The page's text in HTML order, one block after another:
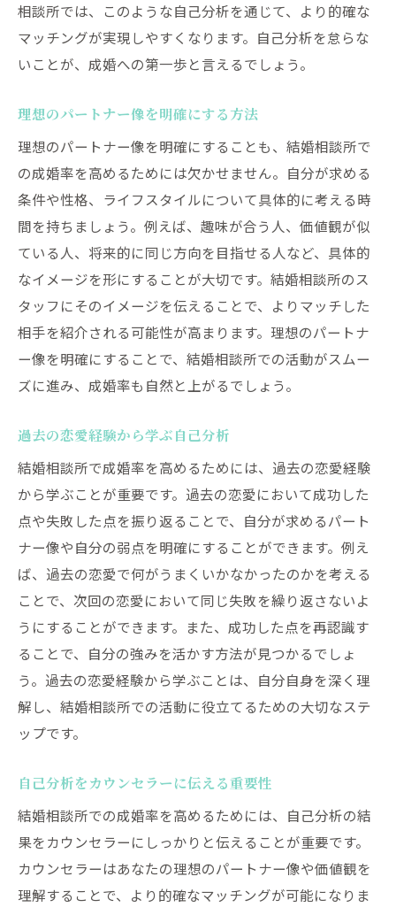
相談所では、このような自己分析を通じて、より的確な
マッチングが実現しやすくなります。自己分析を怠らな
いことが、成婚への第一歩と言えるでしょう。
理想のパートナー像を明確にする方法
理想のパートナー像を明確にすることも、結婚相談所で
の成婚率を高めるためには欠かせません。自分が求める
条件や性格、ライフスタイルについて具体的に考える時
間を持ちましょう。例えば、趣味が合う人、価値観が似
ている人、将来的に同じ方向を目指せる人など、具体的
なイメージを形にすることが大切です。結婚相談所のス
タッフにそのイメージを伝えることで、よりマッチした
相手を紹介される可能性が高まります。理想のパートナ
ー像を明確にすることで、結婚相談所での活動がスムー
ズに進み、成婚率も自然と上がるでしょう。
過去の恋愛経験から学ぶ自己分析
結婚相談所で成婚率を高めるためには、過去の恋愛経験
から学ぶことが重要です。過去の恋愛において成功した
点や失敗した点を振り返ることで、自分が求めるパート
ナー像や自分の弱点を明確にすることができます。例え
ば、過去の恋愛で何がうまくいかなかったのかを考える
ことで、次回の恋愛において同じ失敗を繰り返さないよ
うにすることができます。また、成功した点を再認識す
ることで、自分の強みを活かす方法が見つかるでしょ
う。過去の恋愛経験から学ぶことは、自分自身を深く理
解し、結婚相談所での活動に役立てるための大切なステ
ップです。
自己分析をカウンセラーに伝える重要性
結婚相談所での成婚率を高めるためには、自己分析の結
果をカウンセラーにしっかりと伝えることが重要です。
カウンセラーはあなたの理想のパートナー像や価値観を
理解することで、より的確なマッチングが可能になりま